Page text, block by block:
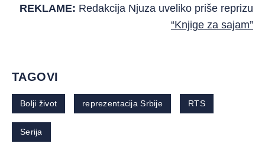
REKLAME: Redakcija Njuza uveliko priše reprizu
“Knjige za sajam”
TAGOVI
Bolji život reprezentacija Srbije RTS
Serija